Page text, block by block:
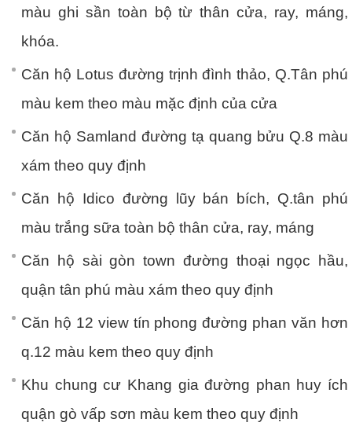
màu ghi sần toàn bộ từ thân cửa, ray, máng,
khóa.
Căn hộ Lotus đường trịnh đình thảo, Q.Tân phú
màu kem theo màu mặc định của cửa
Căn hộ Samland đường tạ quang bửu Q.8 màu
xám theo quy định
Căn hộ Idico đường lũy bán bích, Q.tân phú
màu trắng sữa toàn bộ thân cửa, ray, máng
Căn hộ sài gòn town đường thoại ngọc hầu,
quận tân phú màu xám theo quy định
Căn hộ 12 view tín phong đường phan văn hơn
q.12 màu kem theo quy định
Khu chung cư Khang gia đường phan huy ích
quận gò vấp sơn màu kem theo quy định